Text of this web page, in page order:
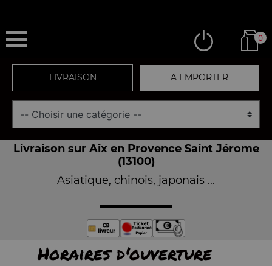
0
LIVRAISON A EMPORTER
Livraison sur Aix en Provence Saint Jérome
(13100)
Asiatique, chinois, japonais ...
Horaires d'ouverture